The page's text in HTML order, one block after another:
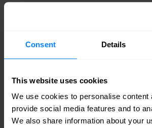
Consent Details
This website uses cookies
We use cookies to personalise content
provide social media features and to
We also share information about your
latency en platform-agnostische
biedt voor moderne, op
de operationele overhead
optionele volledig managed
Over het geheel genomen zijn